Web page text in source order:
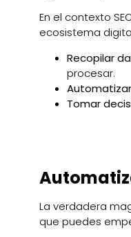
En el contexto
ecosistema
Recopilar
procesar.
Tomar
La verdadera
que puedes